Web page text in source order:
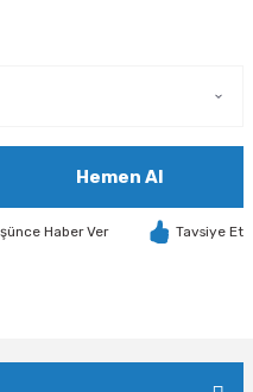
Hemen Al
Haber Ver Tavsiye Et